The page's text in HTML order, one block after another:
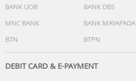
BANK UOB
BANK DBS
MNC BANK
BANK MAYAPADA
BTN
BTPN
DEBIT CARD & E-PAYMENT